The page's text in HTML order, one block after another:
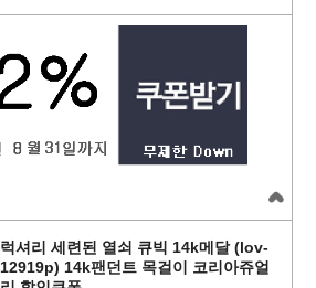
럭셔리 세련된 열쇠 큐빅 14k메달 (lov-
12919p) 14k팬던트 목걸이 코리아쥬얼